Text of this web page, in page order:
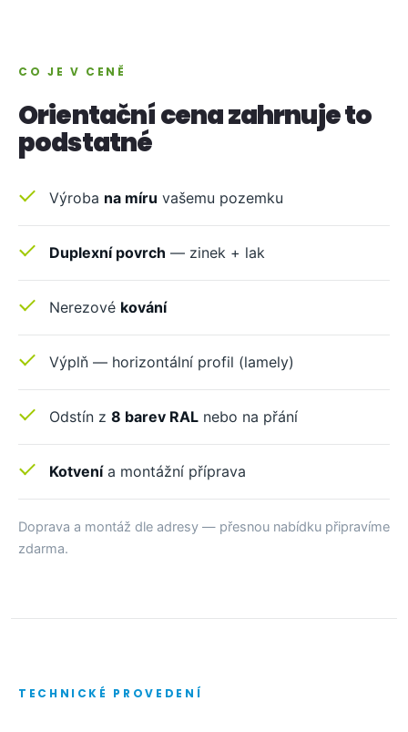
CO JE V CENĚ
Orientační cena zahrnuje to
podstatné
Výroba na míru vašemu pozemku
Duplexní povrch — zinek + lak
Nerezové kování
Výplň — horizontální profil (lamely)
Odstín z 8 barev RAL nebo na přání
Kotvenía montážní příprava
Doprava a montáž dle adresy — přesnou nabídku připravíme
zdarma.
TECHNICKÉ PROVEDENÍ